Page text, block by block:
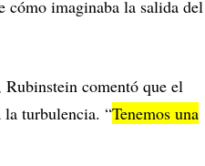
cómo imaginaba la salida del
comentó que el
la turbulencia. “Tenemos una